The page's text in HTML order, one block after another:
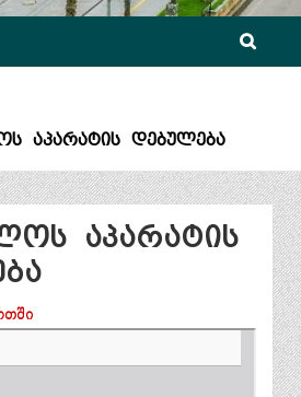
აპარატის დებულება
აპარატის